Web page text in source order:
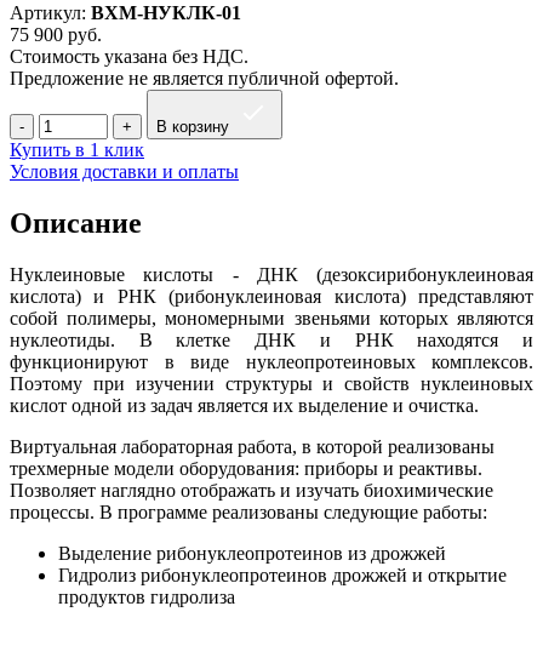
Артикул: ВХМ-НУКЛК-01
75 900 руб.
Стоимость указана без НДС.
Предложение не является публичной офертой.
В корзину
Купить в 1 клик
Условия доставки и оплаты
Описание
Нуклеиновые кислоты - ДНК (дезоксирибонуклеиновая
кислота) и РНК (рибонуклеиновая кислота) представляют
собой полимеры, мономерными звеньями которых являются
нуклеотиды. В клетке ДНК и РНК находятся и
функционируют в виде нуклеопротеиновых комплексов.
Поэтому при изучении структуры и свойств нуклеиновых
кислот одной из задач является их выделение и очистка.
Виртуальная лабораторная работа, в которой реализованы
трехмерные модели оборудования: приборы и реактивы.
Позволяет наглядно отображать и изучать биохимические
процессы. В программе реализованы следующие работы:
Выделение рибонуклеопротеинов из дрожжей
Гидролиз рибонуклеопротеинов дрожжей и открытие
продуктов гидролиза